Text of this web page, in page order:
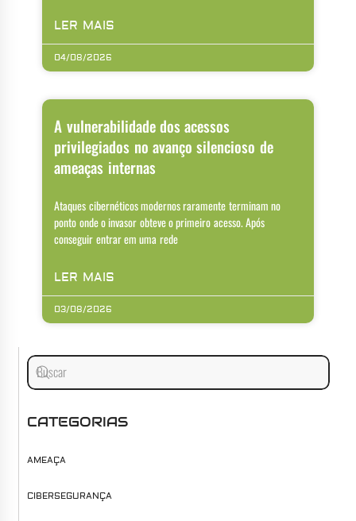
LER MAIS
04/08/2026
A vulnerabilidade dos acessos
privilegiados no avanço silencioso de
ameaças internas
Ataques cibernéticos modernos raramente terminam no
ponto onde o invasor obteve o primeiro acesso. Após
conseguir entrar em uma rede
LER MAIS
03/08/2026
CATEGORIAS
AMEAÇA
CIBERSEGURANÇA